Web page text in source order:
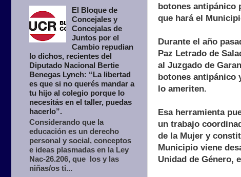
botones antipánico
que hará el
Durante el año
Paz Letrado de
al Juzgado de
botones antipánico
lo ameriten.
Esa herramienta
un trabajo
de la Mujer y
Municipio viene
Unidad de Género,
El Bloque de
Concejales y
Concejalas de
Juntos por el
Cambio repudian
lo dichos, recientes del
Diputado Nacional Bertie
Benegas Lynch: “La libertad
es que si no querés mandar a
tu hijo al colegio porque lo
necesitás en el taller, puedas
hacerlo”.
Considerando que la
educación es un derecho
personal y social, conceptos
e ideas plasmadas en la Ley
Nac-26.206, que los y las
niñas/os ti...